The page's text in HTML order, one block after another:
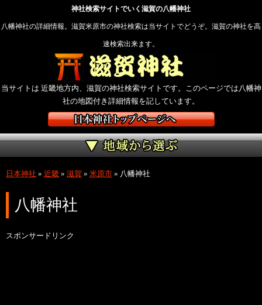
神社検索サイトでいく滋賀の八幡神社
八幡神社の詳細情報。滋賀米原市の神社検索は当サイトでどうぞ。滋賀の神社を高
速検索出来ます。
当サイトは 近畿地方内、滋賀の神社検索サイトです。このページでは八幡神
社の地図付き詳細情報を記しています。
日本神社 » 近畿 » 滋賀 » 米原市 » 八幡神社
八幡神社
スポンサードリンク